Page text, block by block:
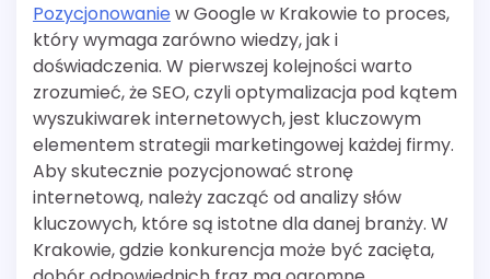
Pozycjonowanie w Google w Krakowie to proces,
który wymaga zarówno wiedzy, jak i
doświadczenia. W pierwszej kolejności warto
zrozumieć, że SEO, czyli optymalizacja pod kątem
wyszukiwarek internetowych, jest kluczowym
elementem strategii marketingowej każdej firmy.
Aby skutecznie pozycjonować stronę
internetową, należy zacząć od analizy słów
kluczowych, które są istotne dla danej branży. W
Krakowie, gdzie konkurencja może być zacięta,